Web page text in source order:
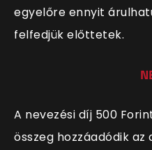
egyelőre ennyit
felfedjük előttetek.
A nevezési díj 500
összeg hozzáadódik